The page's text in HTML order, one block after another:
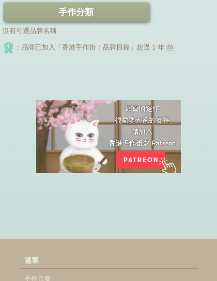
手作分類
沒有可選品牌名稱
：品牌已加入「香港手作街：品牌目錄」超過 1 年 🎂
選單
手作市集